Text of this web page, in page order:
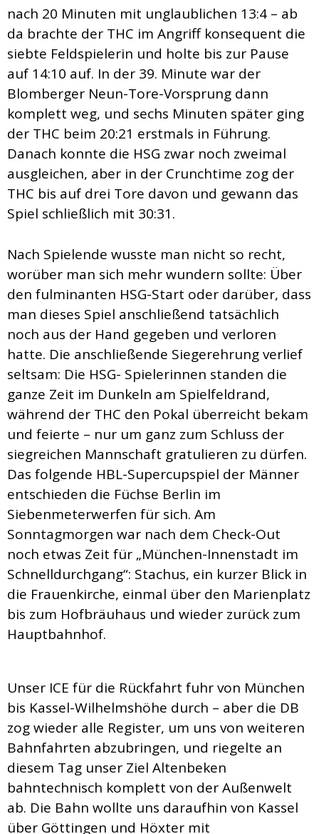
nach 20 Minuten mit unglaublichen 13:4 – ab
da brachte der THC im Angriff konsequent die
siebte Feldspielerin und holte bis zur Pause
auf 14:10 auf. In der 39. Minute war der
Blomberger Neun-Tore-Vorsprung dann
komplett weg, und sechs Minuten später ging
der THC beim 20:21 erstmals in Führung.
Danach konnte die HSG zwar noch zweimal
ausgleichen, aber in der Crunchtime zog der
THC bis auf drei Tore davon und gewann das
Spiel schließlich mit 30:31.
Nach Spielende wusste man nicht so recht,
worüber man sich mehr wundern sollte: Über
den fulminanten HSG-Start oder darüber, dass
man dieses Spiel anschließend tatsächlich
noch aus der Hand gegeben und verloren
hatte. Die anschließende Siegerehrung verlief
seltsam: Die HSG- Spielerinnen standen die
ganze Zeit im Dunkeln am Spielfeldrand,
während der THC den Pokal überreicht bekam
und feierte – nur um ganz zum Schluss der
siegreichen Mannschaft gratulieren zu dürfen.
Das folgende HBL-Supercupspiel der Männer
entschieden die Füchse Berlin im
Siebenmeterwerfen für sich. Am
Sonntagmorgen war nach dem Check-Out
noch etwas Zeit für „München-Innenstadt im
Schnelldurchgang“: Stachus, ein kurzer Blick in
die Frauenkirche, einmal über den Marienplatz
bis zum Hofbräuhaus und wieder zurück zum
Hauptbahnhof.
Unser ICE für die Rückfahrt fuhr von München
bis Kassel-Wilhelmshöhe durch – aber die DB
zog wieder alle Register, um uns von weiteren
Bahnfahrten abzubringen, und riegelte an
diesem Tag unser Ziel Altenbeken
bahntechnisch komplett von der Außenwelt
ab. Die Bahn wollte uns daraufhin von Kassel
über Göttingen und Höxter mit